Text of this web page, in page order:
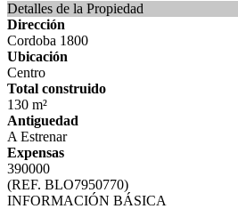
Detalles de la Propiedad
Dirección
Cordoba 1800
Ubicación
Centro
Total construido
130 m²
Antiguedad
A Estrenar
Expensas
390000
(REF. BLO7950770)
INFORMACIÓN BÁSICA